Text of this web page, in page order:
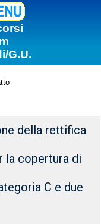
G.U.
della rettifica
la copertura di
C e due